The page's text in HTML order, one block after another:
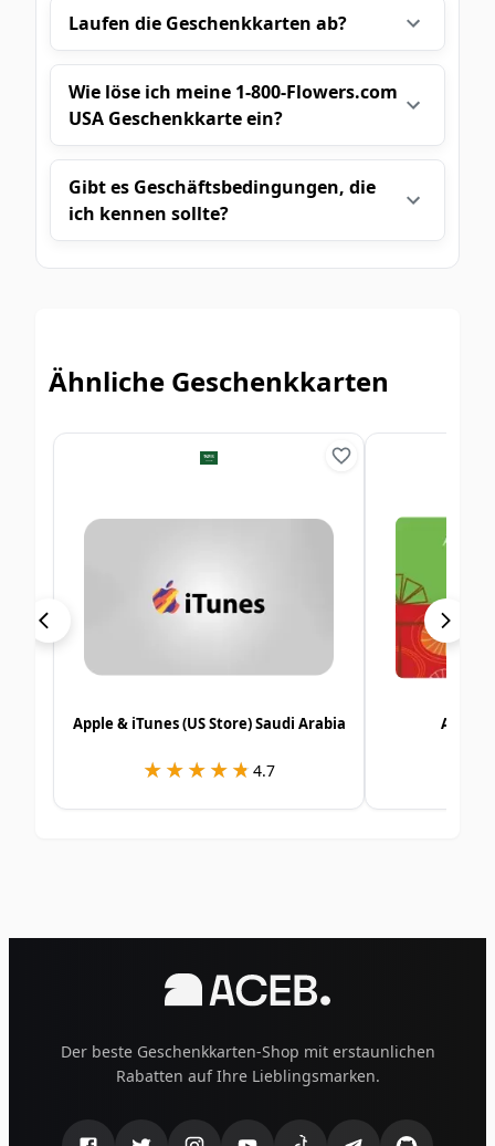
Laufen die Geschenkkarten ab?
Wie löse ich meine 1-800-Flowers.com
USA Geschenkkarte ein?
Gibt es Geschäftsbedingungen, die
ich kennen sollte?
Ähnliche Geschenkkarten
Apple & iTunes (US Store) Saudi Arabia
★★★★★
★★★★★ 4.7
Der beste Geschenkkarten-Shop mit erstaunlichen
Rabatten auf Ihre Lieblingsmarken.